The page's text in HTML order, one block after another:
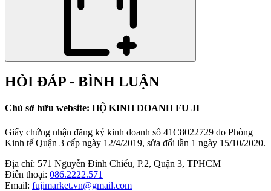
HỎI ĐÁP - BÌNH LUẬN
Chủ sở hữu website: HỘ KINH DOANH FU JI
Giấy chứng nhận đăng ký kinh doanh số 41C8022729 do Phòng
Kinh tế Quận 3 cấp ngày 12/4/2019, sửa đổi lần 1 ngày 15/10/2020.
Địa chỉ: 571 Nguyễn Đình Chiểu, P.2, Quận 3, TPHCM
Điên thoại: 086.2222.571
Email: fujimarket.vn@gmail.com